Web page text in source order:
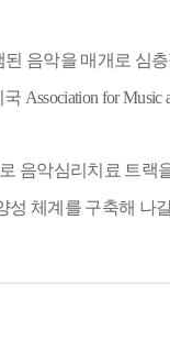
된 음악을 매개로 심
국 Association for
음악심리치료 트랙
성 체계를 구축해 나